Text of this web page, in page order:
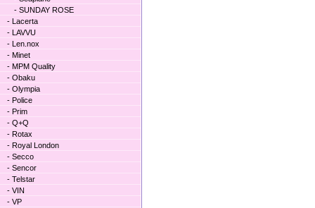
- SUNDAY ROSE
- Lacerta
- LAVVU
- Len.nox
- Minet
- MPM Quality
- Obaku
- Olympia
- Police
- Prim
- Q+Q
- Rotax
- Royal London
- Secco
- Sencor
- Telstar
- VIN
- VP